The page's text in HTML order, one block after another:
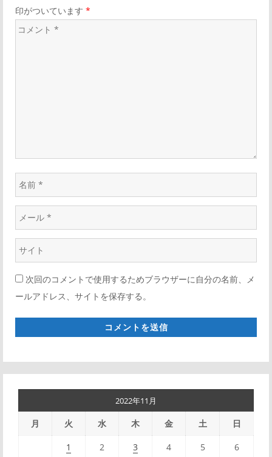
ー
印がついています *
コ
名
前
ー
ル
*
ウ
ェ
ブ
サ
次回のコメントで使用するためブラウザーに自分の名前、メ
ールアドレス、サイトを保存する。
2022年11月
月 火 水 木 金 土 日
1 2 3 4 5 6